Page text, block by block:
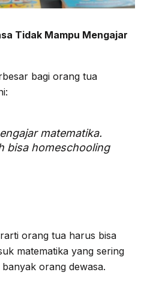
Tidak Mampu Mengajar
bagi orang tua
matematika.
bisa homeschooling
orang tua harus bisa
matematika yang sering
orang dewasa.